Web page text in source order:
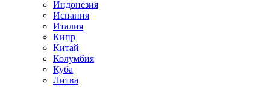
Индонезия
Испания
Италия
Кипр
Китай
Колумбия
Куба
Литва